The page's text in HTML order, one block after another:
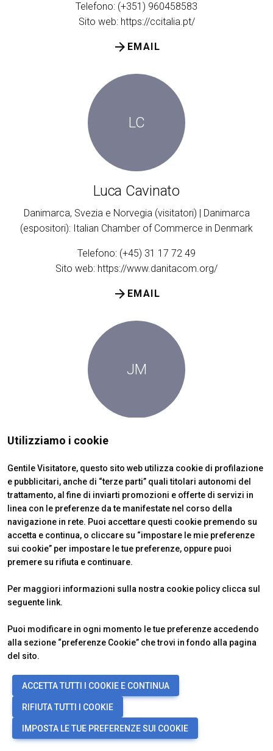
Telefono: (+351) 960458583
Sito web: https://ccitalia.pt/
EMAIL
arrow_forward
LC
Luca Cavinato
Danimarca, Svezia e Norvegia (visitatori) | Danimarca
(espositori): Italian Chamber of Commerce in Denmark
Telefono: (+45) 31 17 72 49
Sito web: https://www.danitacom.org/
EMAIL
arrow_forward
JM
Janina Mathiasz
Telefono: (+39) 335 6401546
EMAIL
arrow_forward
EB
Spagna: Camera di Commercio a Madrid
Telefono: (+34) 915 900 900
https://www.italcamara-es.com/
EMAIL
arrow_forward
Utilizziamo i cookie
Gentile Visitatore, questo sito web utilizza cookie di profilazione
e pubblicitari, anche di “terze parti” quali titolari autonomi del
trattamento, al fine di inviarti promozioni e offerte di servizi in
linea con le preferenze da te manifestate nel corso della
navigazione in rete. Puoi accettare questi cookie premendo su
accetta e continua, o cliccare su “impostare le mie preferenze
sui cookie” per impostare le tue preferenze, oppure puoi
premere su rifiuta e continuare.
Per maggiori informazioni sulla nostra cookie policy clicca sul
seguente link.
Puoi modificare in ogni momento le tue preferenze accedendo
alla sezione “preferenze Cookie” che trovi in fondo alla pagina
del sito.
ACCETTA TUTTI I COOKIE E CONTINUA
RIFIUTA TUTTI I COOKIE
IMPOSTA LE TUE PREFERENZE SUI COOKIE